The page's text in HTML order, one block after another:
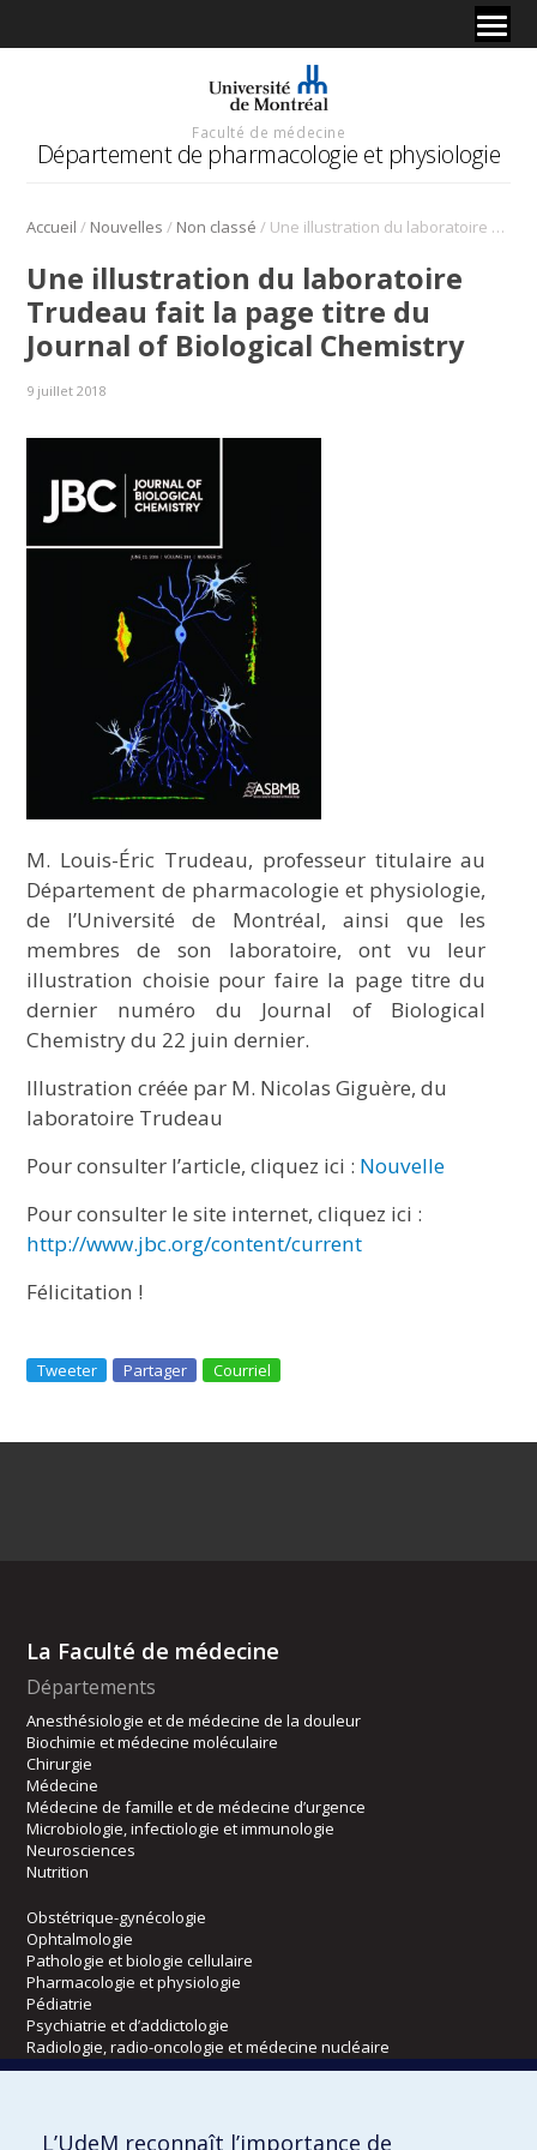
Faculté de médecine
Département de pharmacologie et physiologie
Accueil / Nouvelles / Non classé / Une illustration du laboratoire Trudeau fait la page titre du Journal of Biological Chemistry
Une illustration du laboratoire
Trudeau fait la page titre du
Journal of Biological Chemistry
9 juillet 2018
M. Louis-Éric Trudeau, professeur titulaire au
Département de pharmacologie et physiologie,
de l’Université de Montréal, ainsi que les
membres de son laboratoire, ont vu leur
illustration choisie pour faire la page titre du
dernier numéro du Journal of Biological
Chemistry du 22 juin dernier.
Illustration créée par M. Nicolas Giguère, du
laboratoire Trudeau
Pour consulter l’article, cliquez ici : Nouvelle
Pour consulter le site internet, cliquez ici :
http://www.jbc.org/content/current
Félicitation !
Tweeter Partager Courriel
La Faculté de médecine
Départements
Anesthésiologie et de médecine de la douleur
Biochimie et médecine moléculaire
Chirurgie
Médecine
Médecine de famille et de médecine d’urgence
Microbiologie, infectiologie et immunologie
Neurosciences
Nutrition
Obstétrique-gynécologie
Ophtalmologie
Pathologie et biologie cellulaire
Pharmacologie et physiologie
Pédiatrie
Psychiatrie et d’addictologie
Radiologie, radio-oncologie et médecine nucléaire
L’UdeM reconnaît l’importance de